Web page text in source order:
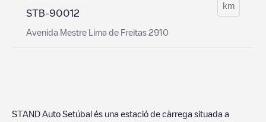
STB-90012
Avenida Mestre Lima de Freitas 2910
km
STAND Auto Setúbal és una estació de càrrega situada a